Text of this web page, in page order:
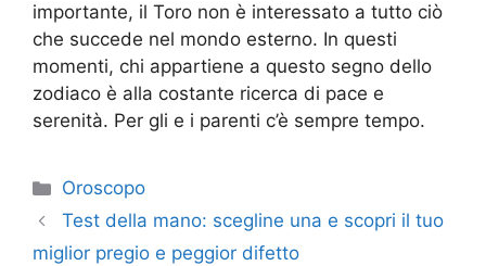
importante, il Toro non è interessato a tutto ciò
che succede nel mondo esterno. In questi
momenti, chi appartiene a questo segno dello
zodiaco è alla costante ricerca di pace e
serenità. Per gli e i parenti c’è sempre tempo.
Categorie
Oroscopo
Test della mano: scegline una e scopri il tuo
miglior pregio e peggior difetto